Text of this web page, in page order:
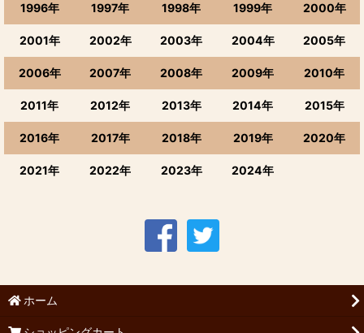
1996年 1997年 1998年 1999年 2000年
2001年 2002年 2003年 2004年 2005年
2006年 2007年 2008年 2009年 2010年
2011年 2012年 2013年 2014年 2015年
2016年 2017年 2018年 2019年 2020年
2021年 2022年 2023年 2024年
ホーム